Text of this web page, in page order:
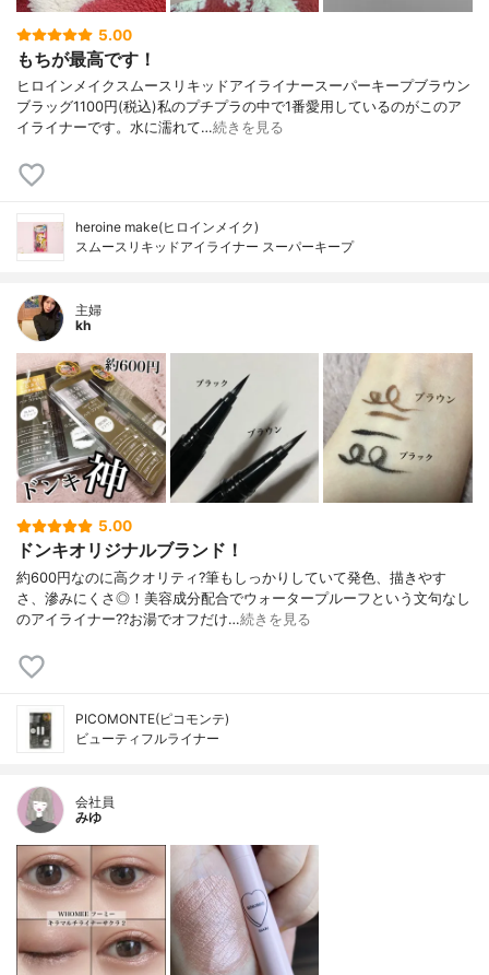
5.00
もちが最高です！
ヒロインメイクスムースリキッドアイライナースーパーキープブラウン
ブラッグ1100円(税込)私のプチプラの中で1番愛用しているのがこのア
イライナーです。水に濡れて…続きを見る
heroine make(ヒロインメイク)
スムースリキッドアイライナー スーパーキープ
主婦
kh
5.00
ドンキオリジナルブランド！
約600円なのに高クオリティ?筆もしっかりしていて発色、描きやす
さ、滲みにくさ◎！美容成分配合でウォータープルーフという文句なし
のアイライナー??お湯でオフだけ…続きを見る
PICOMONTE(ピコモンテ)
ビューティフルライナー
会社員
みゆ